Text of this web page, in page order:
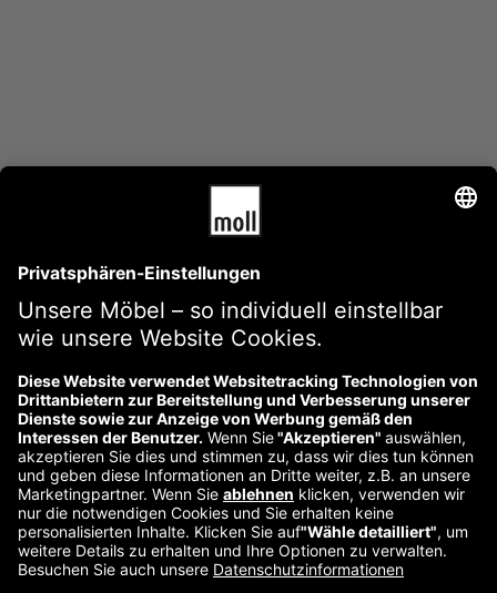
AGB
Impressum
Datenschutzerklärung
Widerrufsbelehrung
Kontakt
Reklamation starten
Vertrag widerrufen